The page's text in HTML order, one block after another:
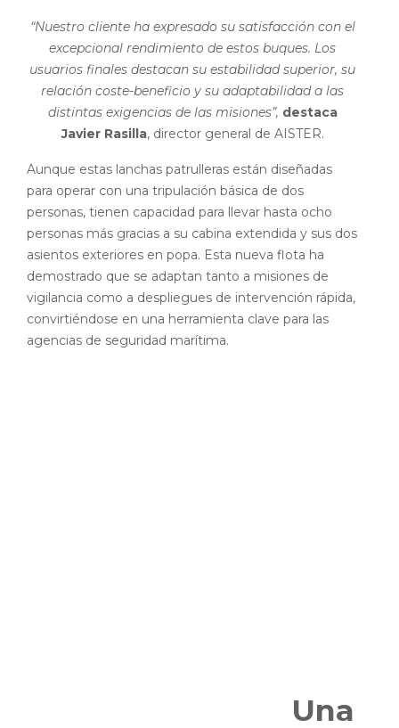
“Nuestro cliente ha expresado su satisfacción con el
excepcional rendimiento de estos buques. Los
usuarios finales destacan su estabilidad superior, su
relación coste-beneficio y su adaptabilidad a las
distintas exigencias de las misiones”, destaca
Javier Rasilla, director general de AISTER.
Aunque estas lanchas patrulleras están diseñadas
para operar con una tripulación básica de dos
personas, tienen capacidad para llevar hasta ocho
personas más gracias a su cabina extendida y sus dos
asientos exteriores en popa. Esta nueva flota ha
demostrado que se adaptan tanto a misiones de
vigilancia como a despliegues de intervención rápida,
convirtiéndose en una herramienta clave para las
agencias de seguridad marítima.
Una